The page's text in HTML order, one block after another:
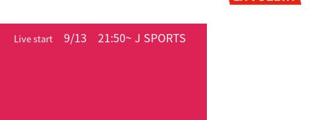
Live start 9/13 21:50~ J SPORTS